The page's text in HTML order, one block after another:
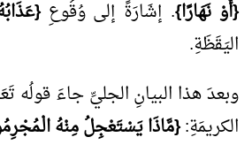
{أَوْ نَهَارًا}. إشَارَةً إلى وُقُوعِ
اليَقَظَةِ.
وبعدَ هذا البيانِ الجليِّ جاءَ قولُه
الكريمَةِ:{مَّاذَا يَسْتَعْجِلُ مِنْهُ